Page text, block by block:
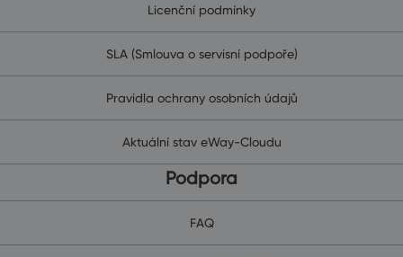
Licenční podmínky
SLA (Smlouva o servisní podpoře)
Pravidla ochrany osobních údajů
Aktuální stav eWay-Cloudu
Podpora
FAQ